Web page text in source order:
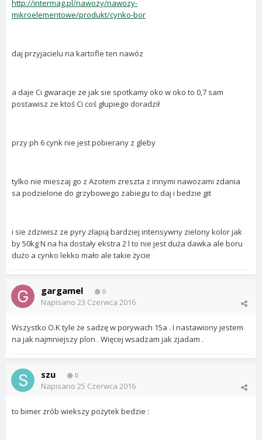
http://intermag.pl/nawozy/nawozy-
mikroelementowe/produkt/cynko-bor
daj przyjacielu na kartofle ten nawóz
a daje Ci gwaracje ze jak sie spotkamy oko w oko to 0,7 sam
postawisz ze ktoś Ci coś głupiego doradził
przy ph 6 cynk nie jest pobierany z gleby
tylko nie mieszaj go z Azotem zreszta z innymi nawozami zdania
sa podzielone do grzybowego zabiegu to daj i bedzie git
i sie zdziwisz ze pyry złapią bardziej intensywny zielony kolor jak
by 50kg N na ha dostały ekstra 2 l to nie jest duża dawka ale boru
dużo a cynko lekko mało ale takie życie
gargamel 0
Napisano 23 Czerwca 2016
Wszystko O.K tyle że sadzę w porywach 15a . I nastawiony jestem
na jak najmniejszy plon . Więcej wsadzam jak zjadam .
szu 0
Napisano 25 Czerwca 2016
to bimer zrób wiekszy pożytek bedzie :